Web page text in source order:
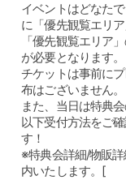
イベントはどなた
に「優先観覧エリ
「優先観覧エリア
が必要となります。
チケットは事前に
布はございません。
また、当日は特典
以下受付方法をご
す！
※特典会詳細/物販
内いたします。[